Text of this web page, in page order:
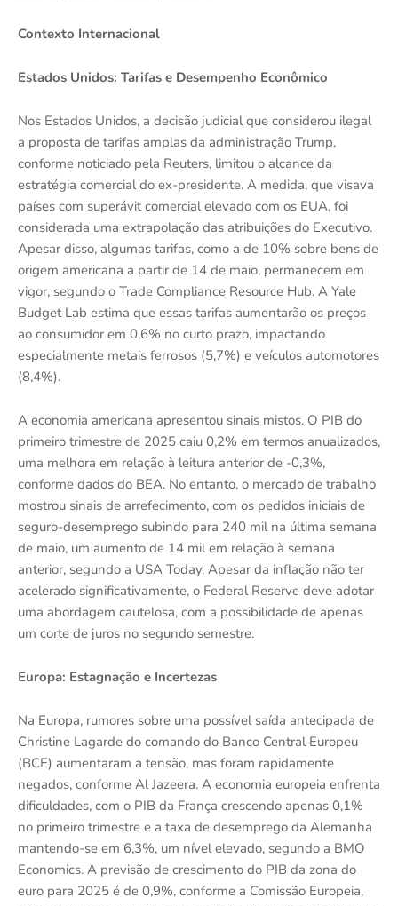
Contexto Internacional
Estados Unidos: Tarifas e Desempenho Econômico
Nos Estados Unidos, a decisão judicial que considerou ilegal
a proposta de tarifas amplas da administração Trump,
conforme noticiado pela Reuters, limitou o alcance da
estratégia comercial do ex-presidente. A medida, que visava
países com superávit comercial elevado com os EUA, foi
considerada uma extrapolação das atribuições do Executivo.
Apesar disso, algumas tarifas, como a de 10% sobre bens de
origem americana a partir de 14 de maio, permanecem em
vigor, segundo o Trade Compliance Resource Hub. A Yale
Budget Lab estima que essas tarifas aumentarão os preços
ao consumidor em 0,6% no curto prazo, impactando
especialmente metais ferrosos (5,7%) e veículos automotores
(8,4%).
A economia americana apresentou sinais mistos. O PIB do
primeiro trimestre de 2025 caiu 0,2% em termos anualizados,
uma melhora em relação à leitura anterior de -0,3%,
conforme dados do BEA. No entanto, o mercado de trabalho
mostrou sinais de arrefecimento, com os pedidos iniciais de
seguro-desemprego subindo para 240 mil na última semana
de maio, um aumento de 14 mil em relação à semana
anterior, segundo a USA Today. Apesar da inflação não ter
acelerado significativamente, o Federal Reserve deve adotar
uma abordagem cautelosa, com a possibilidade de apenas
um corte de juros no segundo semestre.
Europa: Estagnação e Incertezas
Na Europa, rumores sobre uma possível saída antecipada de
Christine Lagarde do comando do Banco Central Europeu
(BCE) aumentaram a tensão, mas foram rapidamente
negados, conforme Al Jazeera. A economia europeia enfrenta
dificuldades, com o PIB da França crescendo apenas 0,1%
no primeiro trimestre e a taxa de desemprego da Alemanha
mantendo-se em 6,3%, um nível elevado, segundo a BMO
Economics. A previsão de crescimento do PIB da zona do
euro para 2025 é de 0,9%, conforme a Comissão Europeia,